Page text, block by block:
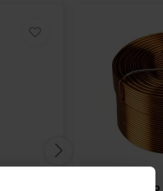
Jantzen Audio